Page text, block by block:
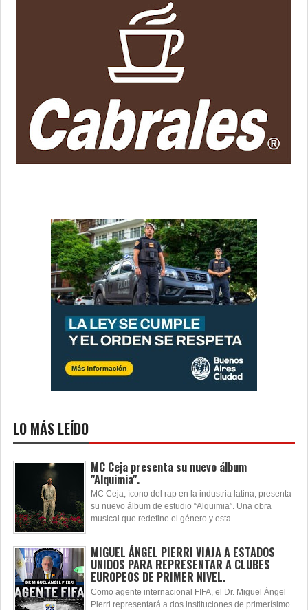
LO MÁS LEÍDO
MC Ceja presenta su nuevo álbum
"Alquimia".
MC Ceja, ícono del rap en la industria latina, presenta
su nuevo álbum de estudio “Alquimia”. Una obra
musical que redefine el género y esta...
MIGUEL ÁNGEL PIERRI VIAJA A ESTADOS
UNIDOS PARA REPRESENTAR A CLUBES
EUROPEOS DE PRIMER NIVEL.
Como agente internacional FIFA, el Dr. Miguel Ángel
Pierri representará a dos instituciones de primerísimo